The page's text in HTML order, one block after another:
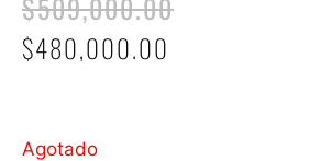
$480,000.00
Agotado